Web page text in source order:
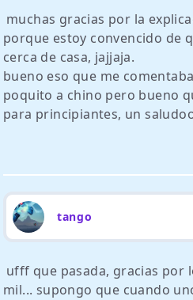
muchas gracias por la
porque estoy convencido de
cerca de casa, jajjaja.
bueno eso que me
poquito a chino pero bueno
para principiantes, un
tango
ufff que pasada, gracias por
mil... supongo que cuando